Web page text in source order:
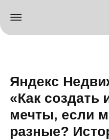
Яндекс
«Как создать
мечты, если
разные?